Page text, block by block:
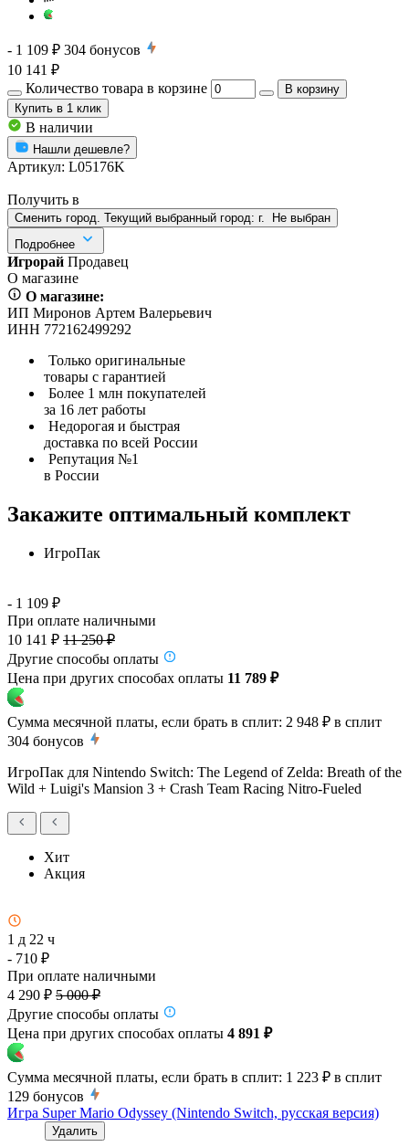
- 1 109 ₽ 304 бонусов
10 141 ₽
Количество товара в корзине
В корзину
Купить в 1 клик
В наличии
Нашли дешевле?
Артикул: L05176K
Получить в
Сменить город. Текущий выбранный город: г.
Не выбран
Подробнее
Игрорай Продавец
О магазине
О магазине:
ИП Миронов Артем Валерьевич
ИНН 772162499292
Только оригинальные
товары с гарантией
Более 1 млн покупателей
за 16 лет работы
Недорогая и быстрая
доставка по всей России
Репутация №1
в России
Закажите оптимальный комплект
ИгроПак
- 1 109 ₽
При оплате наличными
10 141 ₽ 11 250 ₽
Другие способы оплаты
Цена при других способах оплаты 11 789 ₽
Сумма месячной платы, если брать в сплит: 2 948 ₽ в сплит
304 бонусов
ИгроПак для Nintendo Switch: The Legend of Zelda: Breath of the
Wild + Luigi's Mansion 3 + Crash Team Racing Nitro-Fueled
Хит
Акция
1 д 22 ч
- 710 ₽
При оплате наличными
4 290 ₽ 5 000 ₽
Другие способы оплаты
Цена при других способах оплаты 4 891 ₽
Сумма месячной платы, если брать в сплит: 1 223 ₽ в сплит
129 бонусов
Игра Super Mario Odyssey (Nintendo Switch, русская версия)
Удалить